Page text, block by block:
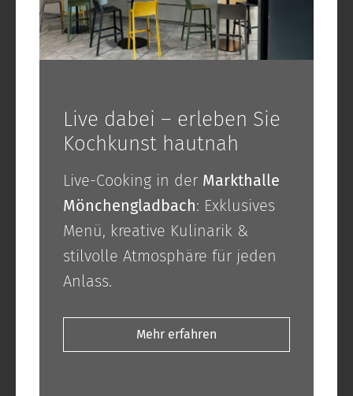
Live dabei – erleben Sie
Kochkunst hautnah
Live-Cooking in der Markthalle
Mönchengladbach: Exklusives
Menü, kreative Kulinarik &
stilvolle Atmosphäre für jeden
Anlass.
Mehr erfahren